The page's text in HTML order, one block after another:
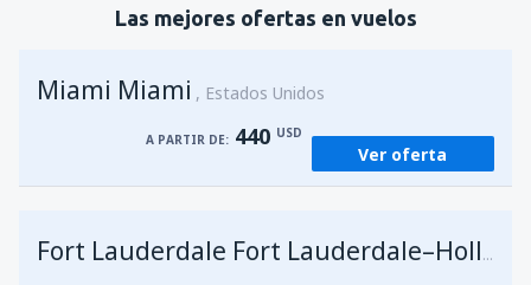
Las mejores ofertas en vuelos
Miami Miami Estados Unidos
A PARTIR DE: 440 USD
Ver oferta
Fort Lauderdale Fort Lauderdale–Hollywood Intl Airport